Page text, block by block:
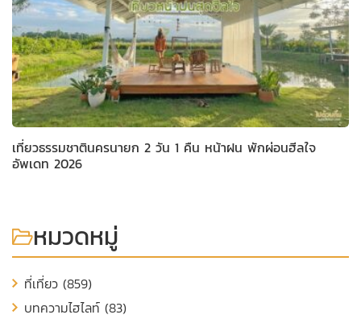
เที่ยวธรรมชาตินครนายก 2 วัน 1 คืน หน้าฝน พักผ่อนฮีลใจ
อัพเดท 2026
หมวดหมู่
ที่เที่ยว (859)
บทความไฮไลท์ (83)